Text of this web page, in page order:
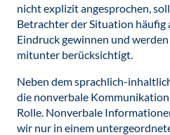
nicht explizit angesprochen,
Betrachter der Situation häufig
Eindruck gewinnen und
mitunter berücksichtigt.
Neben dem sprachlich-
die nonverbale
Rolle. Nonverbale
wir nur in einem